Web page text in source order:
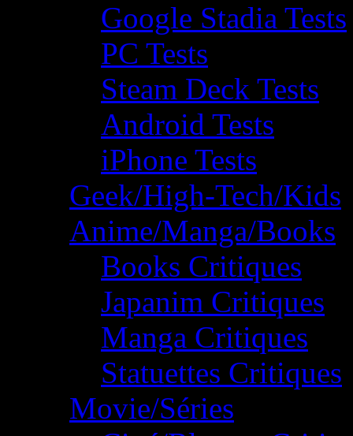
Google Stadia Tests
PC Tests
Steam Deck Tests
Android Tests
iPhone Tests
Geek/High-Tech/Kids
Anime/Manga/Books
Books Critiques
Japanim Critiques
Manga Critiques
Statuettes Critiques
Movie/Séries